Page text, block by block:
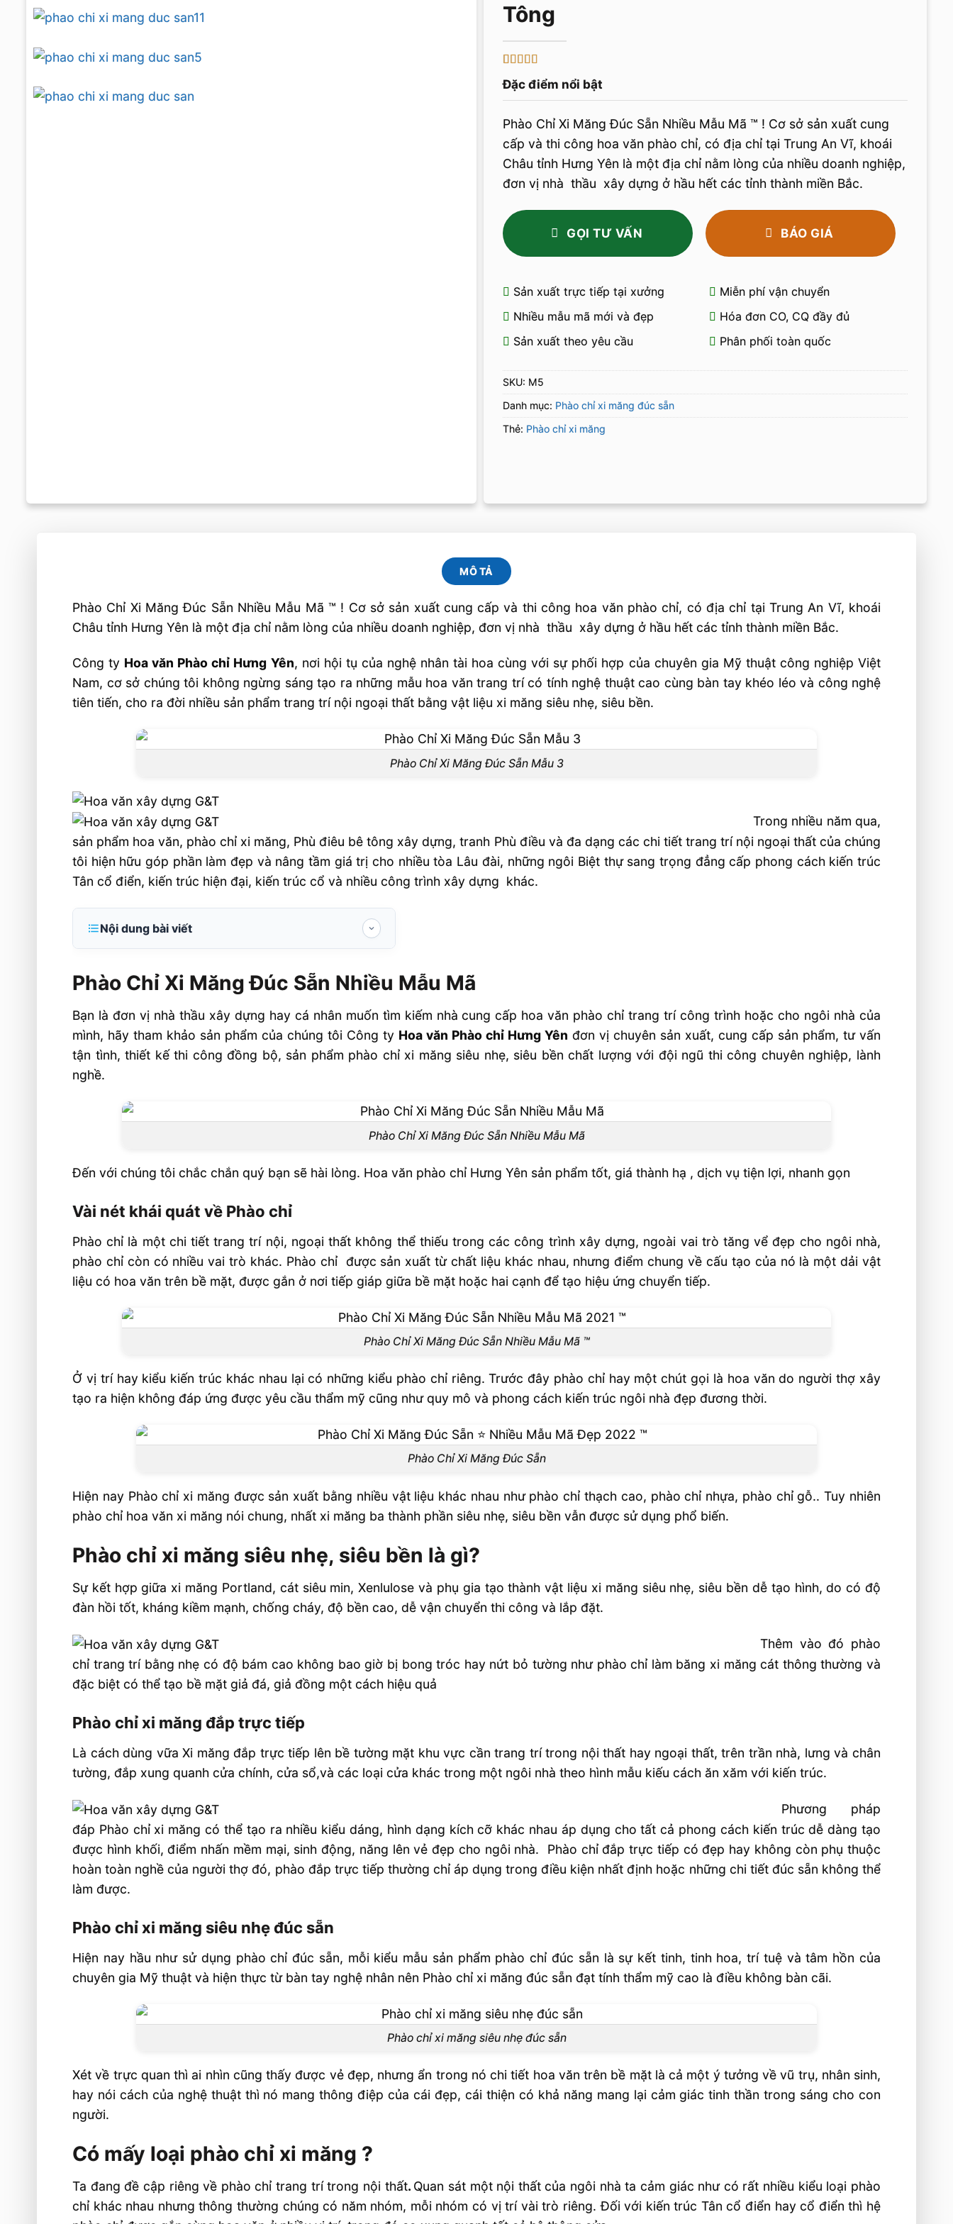
trên 5 dựa
trênđánh
giá
Đặc điểm nổi bật
Phào Chỉ Xi Măng Đúc Sẵn Nhiều Mẫu Mã ™ ! Cơ sở sản xuất cung
cấp và thi công hoa văn phào chỉ, có địa chỉ tại Trung An Vĩ, khoái
Châu tỉnh Hưng Yên là một địa chỉ nằm lòng của nhiều doanh nghiệp,
đơn vị nhà thầu xây dựng ở hầu hết các tỉnh thành miền Bắc.
GỌI TƯ VẤN BÁO GIÁ
Sản xuất trực tiếp tại xưởng
Miễn phí vận chuyển
Nhiều mẫu mã mới và đẹp
Hóa đơn CO, CQ đầy đủ
Sản xuất theo yêu cầu
Phân phối toàn quốc
SKU: M5
Danh mục: Phào chỉ xi măng đúc sẵn
Thẻ: Phào chỉ xi măng
MÔ TẢ
Phào Chỉ Xi Măng Đúc Sẵn Nhiều Mẫu Mã ™ ! Cơ sở sản xuất cung cấp và thi công hoa văn phào chỉ, có địa chỉ tại Trung An Vĩ, khoái
Châu tỉnh Hưng Yên là một địa chỉ nằm lòng của nhiều doanh nghiệp, đơn vị nhà thầu xây dựng ở hầu hết các tỉnh thành miền Bắc.
Công ty Hoa văn Phào chỉ Hưng Yên, nơi hội tụ của nghệ nhân tài hoa cùng với sự phối hợp của chuyên gia Mỹ thuật công nghiệp Việt
Nam, cơ sở chúng tôi không ngừng sáng tạo ra những mẫu hoa văn trang trí có tính nghệ thuật cao cùng bàn tay khéo léo và công nghệ
tiên tiến, cho ra đời nhiều sản phẩm trang trí nội ngoại thất bằng vật liệu xi măng siêu nhẹ, siêu bền.
Phào Chỉ Xi Măng Đúc Sẵn Mẫu 3
Trong nhiều năm qua,
sản phẩm hoa văn, phào chỉ xi măng, Phù điêu bê tông xây dựng, tranh Phù điều và đa dạng các chi tiết trang trí nội ngoại thất của chúng
tôi hiện hữu góp phần làm đẹp và nâng tầm giá trị cho nhiều tòa Lâu đài, những ngôi Biệt thự sang trọng đẳng cấp phong cách kiến trúc
Tân cổ điển, kiến trúc hiện đại, kiến trúc cổ và nhiều công trình xây dựng khác.
Nội dung bài viết
Vài nét khái quát về Phào chỉ
Phào chỉ xi măng siêu nhẹ, siêu bền là gì?
Phào chỉ xi măng đắp trực tiếp
Phào chỉ xi măng siêu nhẹ đúc sẵn
1. Phào xi măng trần nhà
5. Phào chân tường
Ưu điểm phào chỉ xi măng siêu bền, siêu nhẹ
Sản phẩm của Công ty Hoa văn Phào chỉ Hưng Yên
Phào Chỉ Xi Măng Đúc Sẵn Nhiều Mẫu Mã
Bạn là đơn vị nhà thầu xây dựng hay cá nhân muốn tìm kiếm nhà cung cấp hoa văn phào chỉ trang trí công trình hoặc cho ngôi nhà của
mình, hãy tham khảo sản phẩm của chúng tôi Công ty Hoa văn Phào chỉ Hưng Yên đơn vị chuyên sản xuất, cung cấp sản phẩm, tư vấn
tận tình, thiết kế thi công đồng bộ, sản phẩm phào chỉ xi măng siêu nhẹ, siêu bền chất lượng với đội ngũ thi công chuyên nghiệp, lành
nghề.
Phào Chỉ Xi Măng Đúc Sẵn Nhiều Mẫu Mã
Đến với chúng tôi chắc chắn quý bạn sẽ hài lòng. Hoa văn phào chỉ Hưng Yên sản phẩm tốt, giá thành hạ , dịch vụ tiện lợi, nhanh gọn
Vài nét khái quát về Phào chỉ
Phào chỉ là một chi tiết trang trí nội, ngoại thất không thể thiếu trong các công trình xây dựng, ngoài vai trò tăng vể đẹp cho ngôi nhà,
phào chỉ còn có nhiều vai trò khác. Phào chỉ được sản xuất từ chất liệu khác nhau, nhưng điểm chung về cấu tạo của nó là một dải vật
liệu có hoa văn trên bề mặt, được gắn ở nơi tiếp giáp giữa bề mặt hoặc hai cạnh để tạo hiệu ứng chuyển tiếp.
Phào Chỉ Xi Măng Đúc Sẵn Nhiều Mẫu Mã ™
Ở vị trí hay kiểu kiến trúc khác nhau lại có những kiểu phào chỉ riêng. Trước đây phào chỉ hay một chút gọi là hoa văn do người thợ xây
tạo ra hiện không đáp ứng được yêu cầu thẩm mỹ cũng như quy mô và phong cách kiến trúc ngôi nhà đẹp đương thời.
Phào Chỉ Xi Măng Đúc Sẵn
Hiện nay Phào chỉ xi măng được sản xuất bằng nhiều vật liệu khác nhau như phào chỉ thạch cao, phào chỉ nhựa, phào chỉ gỗ.. Tuy nhiên
phào chỉ hoa văn xi măng nói chung, nhất xi măng ba thành phần siêu nhẹ, siêu bền vẫn được sử dụng phổ biến.
Phào chỉ xi măng siêu nhẹ, siêu bền là gì?
Sự kết hợp giữa xi măng Portland, cát siêu min, Xenlulose và phụ gia tạo thành vật liệu xi măng siêu nhẹ, siêu bền dễ tạo hình, do có độ
đàn hồi tốt, kháng kiềm mạnh, chống cháy, độ bền cao, dễ vận chuyển thi công và lắp đặt.
Thêm vào đó phào
chỉ trang trí bằng nhẹ có độ bám cao không bao giờ bị bong tróc hay nứt bỏ tường như phào chỉ làm băng xi măng cát thông thường và
đặc biệt có thể tạo bề mặt giả đá, giả đồng một cách hiệu quả
Phào chỉ xi măng đắp trực tiếp
Là cách dùng vữa Xi măng đắp trực tiếp lên bề tường mặt khu vực cần trang trí trong nội thất hay ngoại thất, trên trần nhà, lưng và chân
tường, đắp xung quanh cửa chính, cửa sổ,và các loại cửa khác trong một ngôi nhà theo hình mẫu kiếu cách ăn xăm với kiến trúc.
Phương pháp
đáp Phào chỉ xi măng có thể tạo ra nhiều kiểu dáng, hình dạng kích cỡ khác nhau áp dụng cho tất cả phong cách kiến trúc dễ dàng tạo
được hình khối, điểm nhấn mềm mại, sinh động, năng lên vẻ đẹp cho ngôi nhà. Phào chỉ đắp trực tiếp có đẹp hay không còn phụ thuộc
hoàn toàn nghề của người thợ đó, phào đắp trực tiếp thường chỉ áp dụng trong điều kiện nhất định hoặc những chi tiết đúc sẵn không thể
làm được.
Phào chỉ xi măng siêu nhẹ đúc sẵn
Hiện nay hầu như sử dụng phào chỉ đúc sẵn, mỗi kiểu mẫu sản phẩm phào chỉ đúc sẵn là sự kết tinh, tinh hoa, trí tuệ và tâm hồn của
chuyên gia Mỹ thuật và hiện thực từ bàn tay nghệ nhân nên Phào chỉ xi măng đúc sẵn đạt tính thẩm mỹ cao là điều không bàn cãi.
Phào chỉ xi măng siêu nhẹ đúc sẵn
Xét về trực quan thì ai nhìn cũng thấy được vẻ đẹp, nhưng ẩn trong nó chi tiết hoa văn trên bề mặt là cả một ý tưởng về vũ trụ, nhân sinh,
hay nói cách của nghệ thuật thì nó mang thông điệp của cái đẹp, cái thiện có khả năng mang lại cảm giác tinh thần trong sáng cho con
người.
Có mấy loại phào chỉ xi măng ?
Ta đang đề cập riêng về phào chỉ trang trí trong nội thất. Quan sát một nội thất của ngôi nhà ta cảm giác như có rất nhiều kiểu loại phào
chỉ khác nhau nhưng thông thường chúng có năm nhóm, mỗi nhóm có vị trí vài trò riêng. Đối với kiến trúc Tân cổ điển hay cổ điển thì hệ